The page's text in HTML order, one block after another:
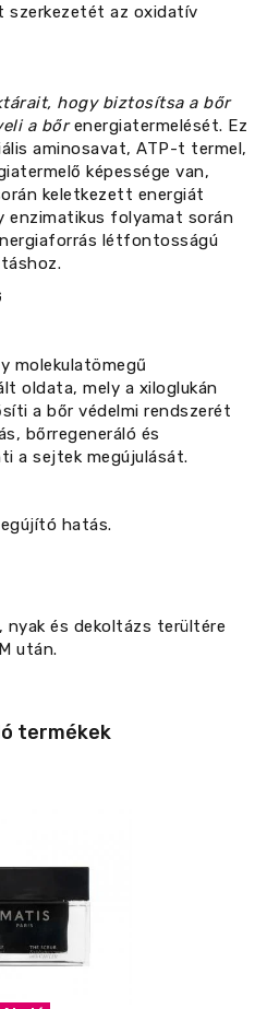
szerkezetét az oxidatív
hogy biztosítsa a bőr
a bőrenergiatermelését. Ez
aminosavat, ATP-t termel,
képessége van,
keletkezett energiát
enzimatikus folyamat során
létfontosságú
molekulatömegű
oldata, mely a xiloglukán
a bőr védelmi rendszerét
bőrregeneráló és
a sejtek megújulását.
hatás.
nyak és dekoltázs terültére
után.
termékek